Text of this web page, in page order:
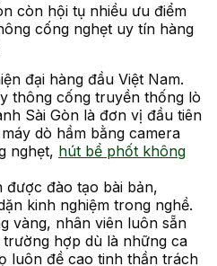
còn hội tụ nhiều ưu điểm
cống nghẹt uy tín hàng
đại hàng đầu Việt Nam.
thông cống truyền thống lò
Sài Gòn là đơn vị đầu tiên
dò hầm bằng camera
nghẹt, hút bể phốt không
đào tạo bài bản,
kinh nghiệm trong nghề.
vàng, nhân viên luôn sẵn
hợp dù là những ca
luôn đề cao tinh thần trách